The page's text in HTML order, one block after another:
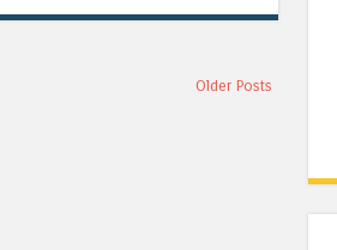
Older Posts